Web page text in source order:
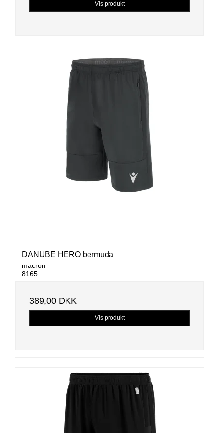
Vis produkt
DANUBE HERO bermuda
macron
8165
389,00 DKK
Vis produkt